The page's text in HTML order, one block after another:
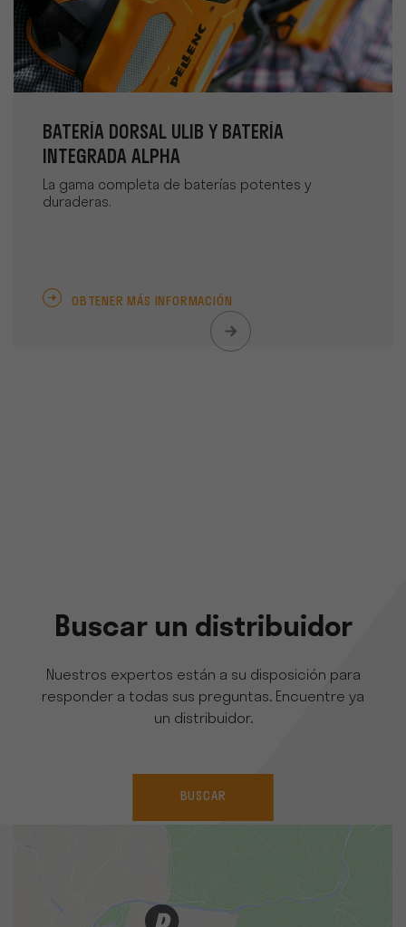
BATERÍA DORSAL ULIB Y BATERÍA
INTEGRADA ALPHA
La gama completa de baterías potentes y
duraderas.
OBTENER MÁS INFORMACIÓN
Buscar un distribuidor
Nuestros expertos están a su disposición para
responder a todas sus preguntas. Encuentre ya
un distribuidor.
BUSCAR